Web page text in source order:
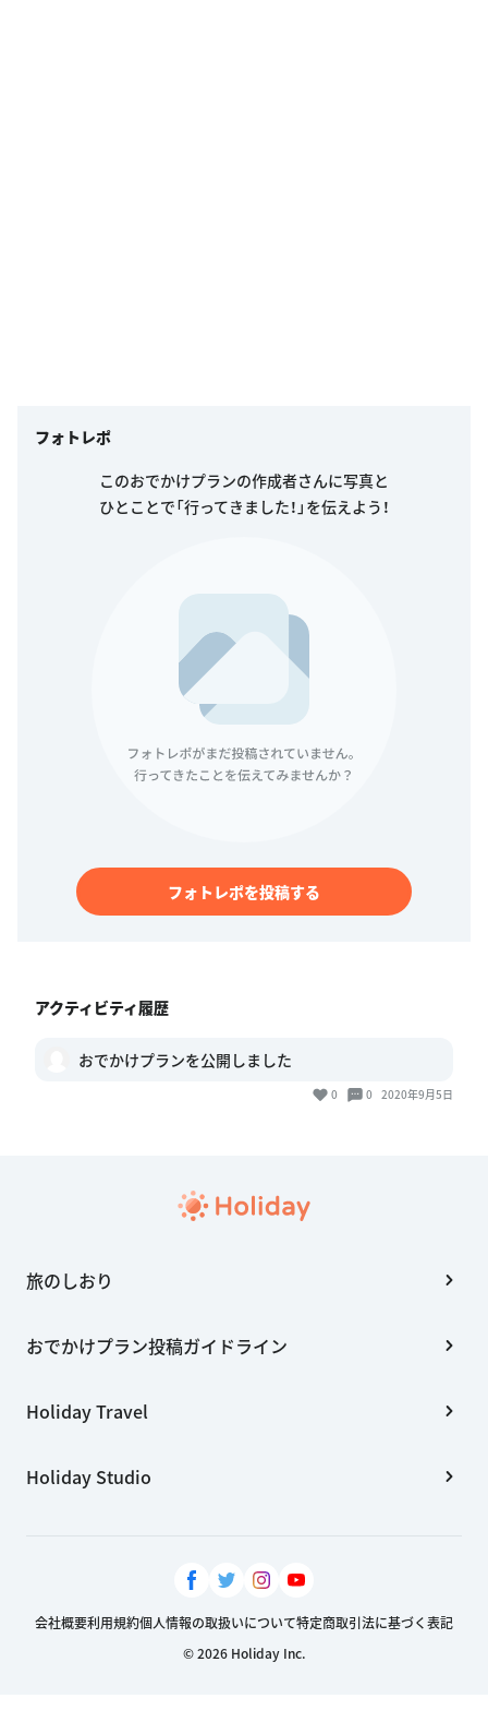
フォトレポ
このおでかけプランの作成者さんに写真と
ひとことで「行ってきました！」を伝えよう！
フォトレポを投稿する
アクティビティ履歴
おでかけプランを公開しました
0 0 2020年9月5日
旅のしおり
おでかけプラン投稿ガイドライン
Holiday Travel
Holiday Studio
会社概要利用規約個人情報の取扱いについて特定商取引法に基づく表記
© 2026 Holiday Inc.